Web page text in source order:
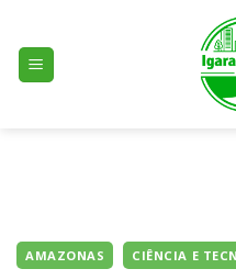
content
AMAZONAS CIÊNCIA E